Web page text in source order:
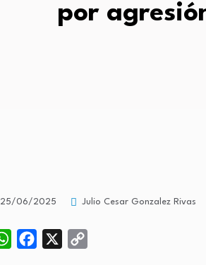
por
25/06/2025 Julio Cesar Gonzalez Rivas
WhatsAppFacebook